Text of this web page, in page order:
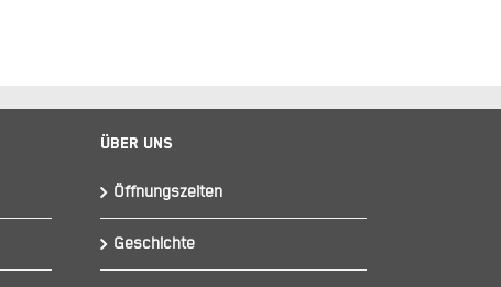
Über Uns
Öffnungszeiten
Geschichte